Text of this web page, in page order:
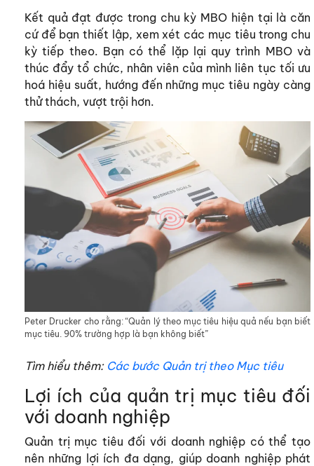
Kết quả đạt được trong chu kỳ MBO hiện tại là căn
cứ để bạn thiết lập, xem xét các mục tiêu trong chu
kỳ tiếp theo. Bạn có thể lặp lại quy trình MBO và
thúc đẩy tổ chức, nhân viên của mình liên tục tối ưu
hoá hiệu suất, hướng đến những mục tiêu ngày càng
thử thách, vượt trội hơn.
Peter Drucker cho rằng: “Quản lý theo mục tiêu hiệu quả nếu bạn biết
mục tiêu. 90% trường hợp là bạn không biết”
Tìm hiểu thêm: Các bước Quản trị theo Mục tiêu
Lợi ích của quản trị mục tiêu đối
với doanh nghiệp
Quản trị mục tiêu đối với doanh nghiệp có thể tạo
nên những lợi ích đa dạng, giúp doanh nghiệp phát